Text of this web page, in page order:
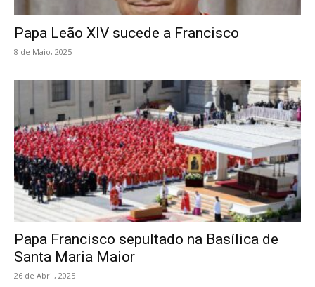
Papa Leão XIV sucede a Francisco
8 de Maio, 2025
Papa Francisco sepultado na Basílica de
Santa Maria Maior
26 de Abril, 2025